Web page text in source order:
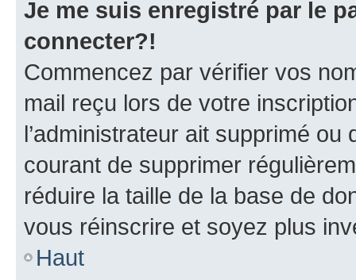
Je me suis enregistré par le
connecter?!
Commencez par vérifier vos
mail reçu lors de votre
l’administrateur ait supprimé
courant de supprimer
réduire la taille de la base de
vous réinscrire et soyez plus
Haut